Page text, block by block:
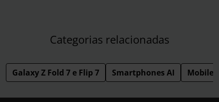
Categorias relacionadas
Galaxy Z Fold 7 e Flip 7 Smartphones AI Mobile